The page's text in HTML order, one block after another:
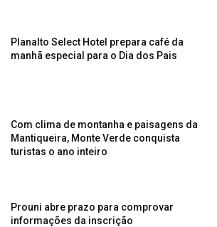
Planalto Select Hotel prepara café da
manhã especial para o Dia dos Pais
Com clima de montanha e paisagens da
Mantiqueira, Monte Verde conquista
turistas o ano inteiro
Prouni abre prazo para comprovar
informações da inscrição